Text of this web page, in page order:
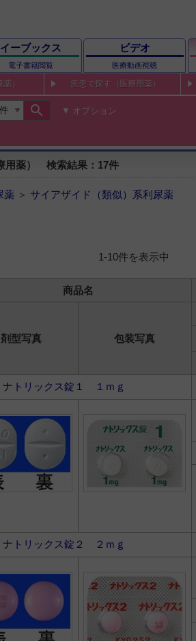
イーブックス
電子書籍閲覧
ビデオ
医療動画視聴
） 疾患で探す（医療用薬）
search オプション
用薬） 検索結果：17件
薬 ＞ サイアザイド（類似）系利尿薬
1-10件を表示中
商品名
剤型写真 包装写真
ナトリックス錠１ １ｍｇ
ナトリックス錠２ ２ｍｇ